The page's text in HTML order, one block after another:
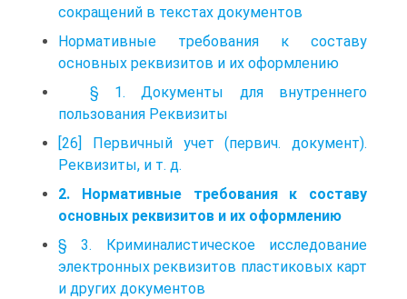
сокращений в текстах документов
Нормативные требования к составу
основных реквизитов и их оформлению
§ 1. Документы для внутреннего
пользования Реквизиты
[26] Первичный учет (первич. документ).
Реквизиты, и т. д.
2. Нормативные требования к составу
основных реквизитов и их оформлению
§ 3. Криминалистическое исследование
электронных реквизитов пластиковых карт
и других документов